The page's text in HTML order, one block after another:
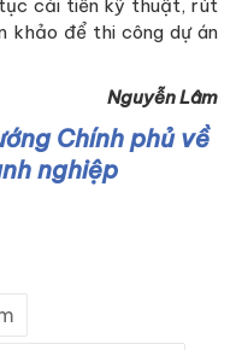
cải tiến kỹ thuật, rút
khảo để thi công dự án
Nguyễn Lâm
Chính phủ về
nghiệp